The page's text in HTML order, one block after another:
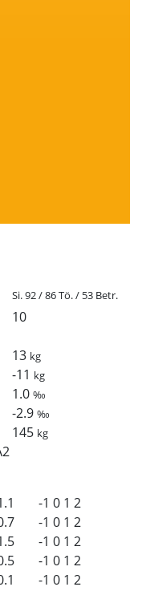
Si. 92 / 86 Tö. / 53 Betr.
10
13 kg
-11 kg
1.0‰
-2.9‰
145 kg
-1 0 1 2
-1 0 1 2
-1 0 1 2
-1 0 1 2
-1 0 1 2